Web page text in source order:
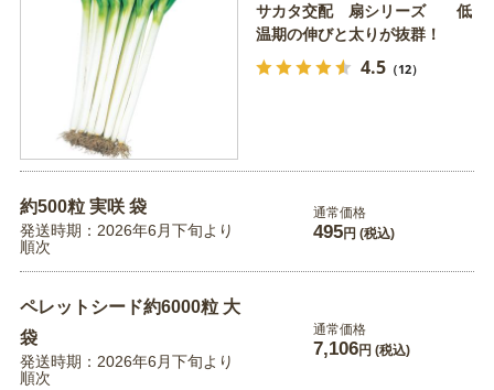
サカタ交配 扇シリーズ 低
温期の伸びと太りが抜群！
4.5（12）
約500粒 実咲 袋
発送時期：2026年6月下旬より
順次
通常価格
495円 (税込)
ペレットシード約6000粒 大
袋
発送時期：2026年6月下旬より
順次
通常価格
7,106円 (税込)